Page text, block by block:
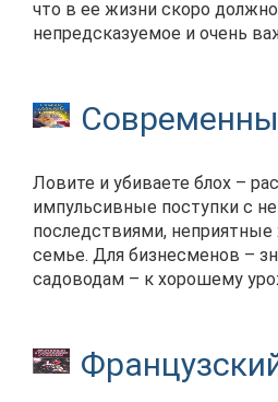
что в ее жизни скоро
непредсказуемое и очень
Ловите и убиваете блох –
импульсивные поступки с
последствиями, неприятные
семье. Для бизнесменов –
садоводам – к хорошему